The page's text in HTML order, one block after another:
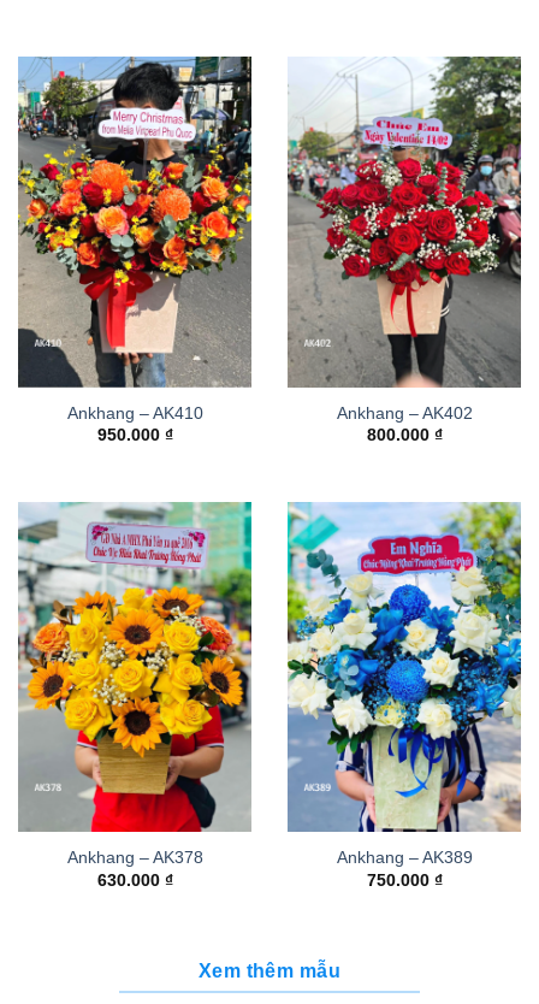
Ankhang – AK410
950.000 ₫
Ankhang – AK402
800.000 ₫
Ankhang – AK378
630.000 ₫
Ankhang – AK389
750.000 ₫
Xem thêm mẫu